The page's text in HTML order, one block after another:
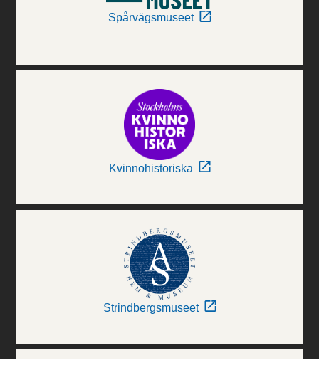
Spårvägsmuseet
Kvinnohistoriska
Strindbergsmuseet